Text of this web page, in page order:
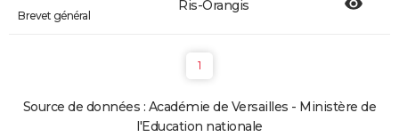
Brevet général
Ris-Orangis
1
Source de données : Académie de Versailles - Ministère de
l'Education nationale